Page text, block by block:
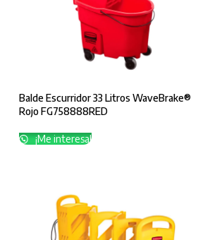
Balde Escurridor 33 Litros WaveBrake®
Rojo FG758888RED
¡Me interesa!